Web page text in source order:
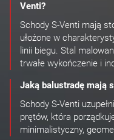
Venti?
Schody S-Venti mają
ułożone w
linii biegu. Stal
trwałe wykończenie i
Jaką balustradę mają
Schody S-Venti
prętów, która
minimalistyczny,